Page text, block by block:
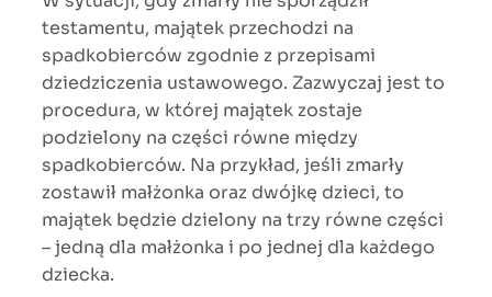
testamentu, majątek przechodzi na
spadkobierców zgodnie z przepisami
dziedziczenia ustawowego. Zazwyczaj jest to
procedura, w której majątek zostaje
podzielony na części równe między
spadkobierców. Na przykład, jeśli zmarły
zostawił małżonka oraz dwójkę dzieci, to
majątek będzie dzielony na trzy równe części
– jedną dla małżonka i po jednej dla każdego
dziecka.